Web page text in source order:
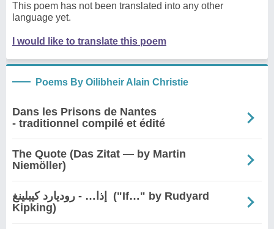
This poem has not been translated into any other
language yet.
I would like to translate this poem
Poems By Oilibheir Alain Christie
Dans les Prisons de Nantes
- traditionnel compilé et édité
The Quote (Das Zitat — by Martin
Niemöller)
إذا… - روديارد كيبلينغ ("If…" by Rudyard
Kipking)